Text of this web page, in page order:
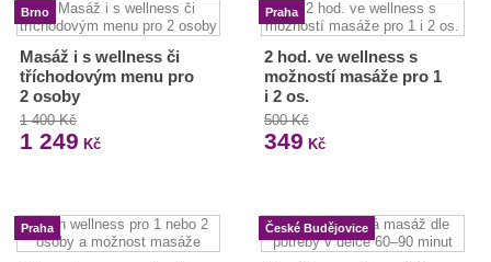
Brno
Masáž i s wellness či
tříchodovým menu pro
2 osoby
1 400 Kč
1 249 Kč
Praha
2 hod. ve wellness s
možností masáže pro 1
i 2 os.
500 Kč
349 Kč
Praha České Budějovice